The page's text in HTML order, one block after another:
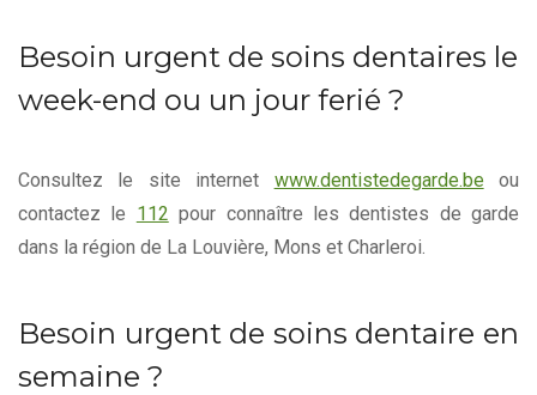
Besoin urgent de soins dentaires le
week-end ou un jour ferié ?
Consultez le site internet www.dentistedegarde.beou
contactez le 112 pour connaître les dentistes de garde
dans la région de La Louvière, Mons et Charleroi.
Besoin urgent de soins dentaire en
semaine ?